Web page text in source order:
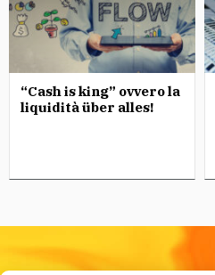
“Cash is king” ovvero la
liquidità über alles!